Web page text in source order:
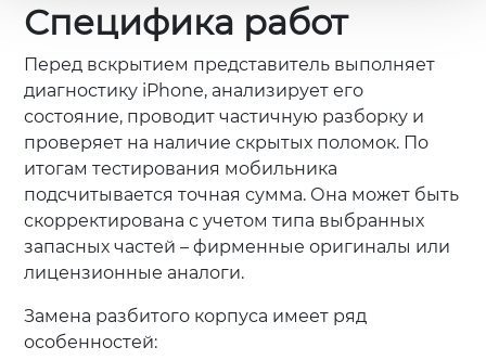
Специфика работ
Перед вскрытием представитель выполняет
диагностику iPhone, анализирует его
состояние, проводит частичную разборку и
проверяет на наличие скрытых поломок. По
итогам тестирования мобильника
подсчитывается точная сумма. Она может быть
скорректирована с учетом типа выбранных
запасных частей – фирменные оригиналы или
лицензионные аналоги.
Замена разбитого корпуса имеет ряд
особенностей: